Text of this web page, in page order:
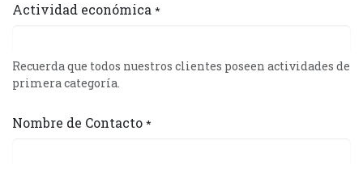
Actividad económica *
Recuerda que todos nuestros clientes poseen actividades de
primera categoría.
Nombre de Contacto *